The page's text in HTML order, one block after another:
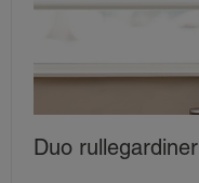
Duo rullegardiner